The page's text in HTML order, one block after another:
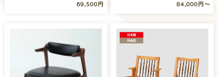
69,500円
84,000円〜